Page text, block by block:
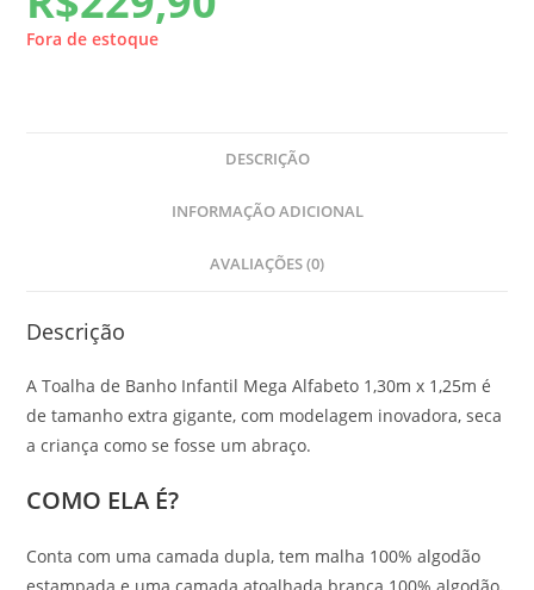
Fora de estoque
DESCRIÇÃO
INFORMAÇÃO ADICIONAL
AVALIAÇÕES (0)
Descrição
A Toalha de Banho Infantil Mega Alfabeto 1,30m x 1,25m é
de tamanho extra gigante, com modelagem inovadora, seca
a criança como se fosse um abraço.
COMO ELA É?
Conta com uma camada dupla, tem malha 100% algodão